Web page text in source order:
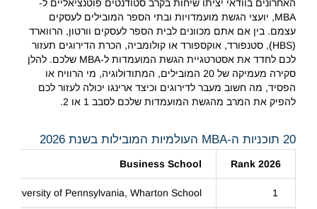
האחרונים בוודאי יציתו שיחות בקרב סטודנטים פוטנציאליים ל-
MBA, יועצי הגשת מועמדויות ובתי הספר המובילים לעסקים
עצמם. בין אם אתם מכוונים לבית הספר לעסקים וורטון, הרווארד
(HBS), סטנפורד, אוקספורד או קולומביה, הכרת הדירוגים תעזור
לכם לחדד את אסטרטגיית הגשת המועמדות ל-MBA שלכם. להלן
סקירה מעמיקה של 20 המובילים, המתודולוגיה, מי הרוויח או
הפסיד, מה חשוב מעבר לדירוגים וכיצד ארינגו יכולה לעזור לכם
להפיק את המרב מהגשת המועמדות שלכם לסבב 1 או 2.
20 תוכניות ה-MBA העולמיות המובילות בשנת 2026
2026 Rank
Business School
University of Pennsylvania, Wharton School